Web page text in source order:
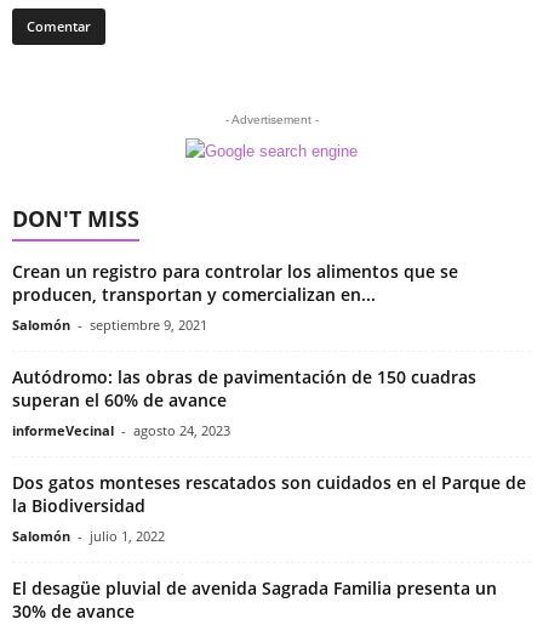
- Advertisement -
DON'T MISS
Crean un registro para controlar los alimentos que se
producen, transportan y comercializan en...
Salomón - septiembre 9, 2021
Autódromo: las obras de pavimentación de 150 cuadras
superan el 60% de avance
informeVecinal - agosto 24, 2023
Dos gatos monteses rescatados son cuidados en el Parque de
la Biodiversidad
Salomón - julio 1, 2022
El desagüe pluvial de avenida Sagrada Familia presenta un
30% de avance